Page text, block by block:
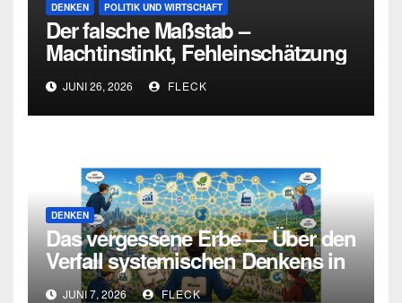
DENKEN POLITIK UND WIRTSCHAFT
Der falsche Maßstab –
Machtinstinkt, Fehleinschätzung
und die Grenzen intellektueller
Urteilskraft
JUNI 26, 2026 FLECK
DENKEN
Das vergessene Erbe — Über den
Verfall systemischen Denkens in
Deutschland
JUNI 7, 2026 FLECK